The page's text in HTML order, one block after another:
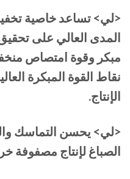
<لي> تساعد خاصية
المدى العالي على
مبكر وقوة امتصاص
نقاط القوة المبكرة
الإنتاج.
<لي> يحسن التماسك
الصباغ لإنتاج مصفوفة